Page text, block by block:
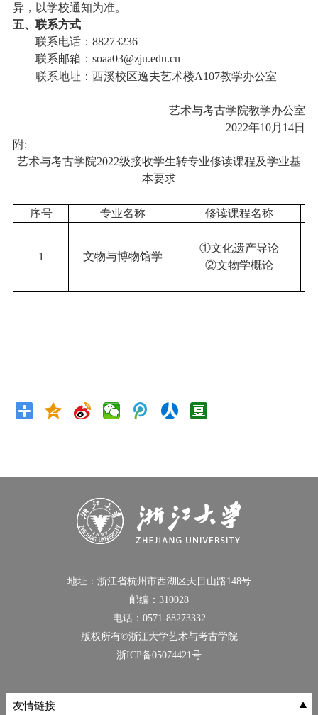
异，以学校通知为准。
五、 联系方式
联系电话： 88273236
联系邮箱： soaa03@zju.edu.cn
联系地址：西溪校区逸夫艺术楼A107教学办公室
艺术与考古学院教学办公室
2022年10月 14日
附:
艺术与考古学院2022级接收学生转专业修读课程及学业基
本要求
序号 专业名称 修读课程名称
1 文物与博物馆学
①文化遗产导论
②文物学概论
地址：浙江省杭州市西湖区天目山路148号
邮编：310028
电话：0571-88273332
版权所有©浙江大学艺术与考古学院
浙ICP备05074421号
友情链接